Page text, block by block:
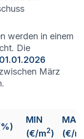
werden in einem
Die
März
MIN
(€/m2)
MAX
(€/m